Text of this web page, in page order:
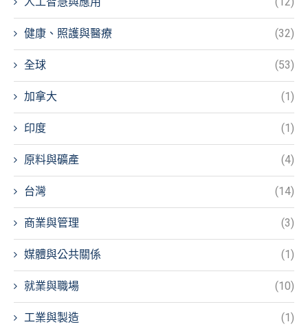
健康、照護與醫療 (32)
全球 (53)
加拿大 (1)
印度 (1)
原料與礦產 (4)
台灣 (14)
商業與管理 (3)
媒體與公共關係 (1)
就業與職場 (10)
工業與製造 (1)